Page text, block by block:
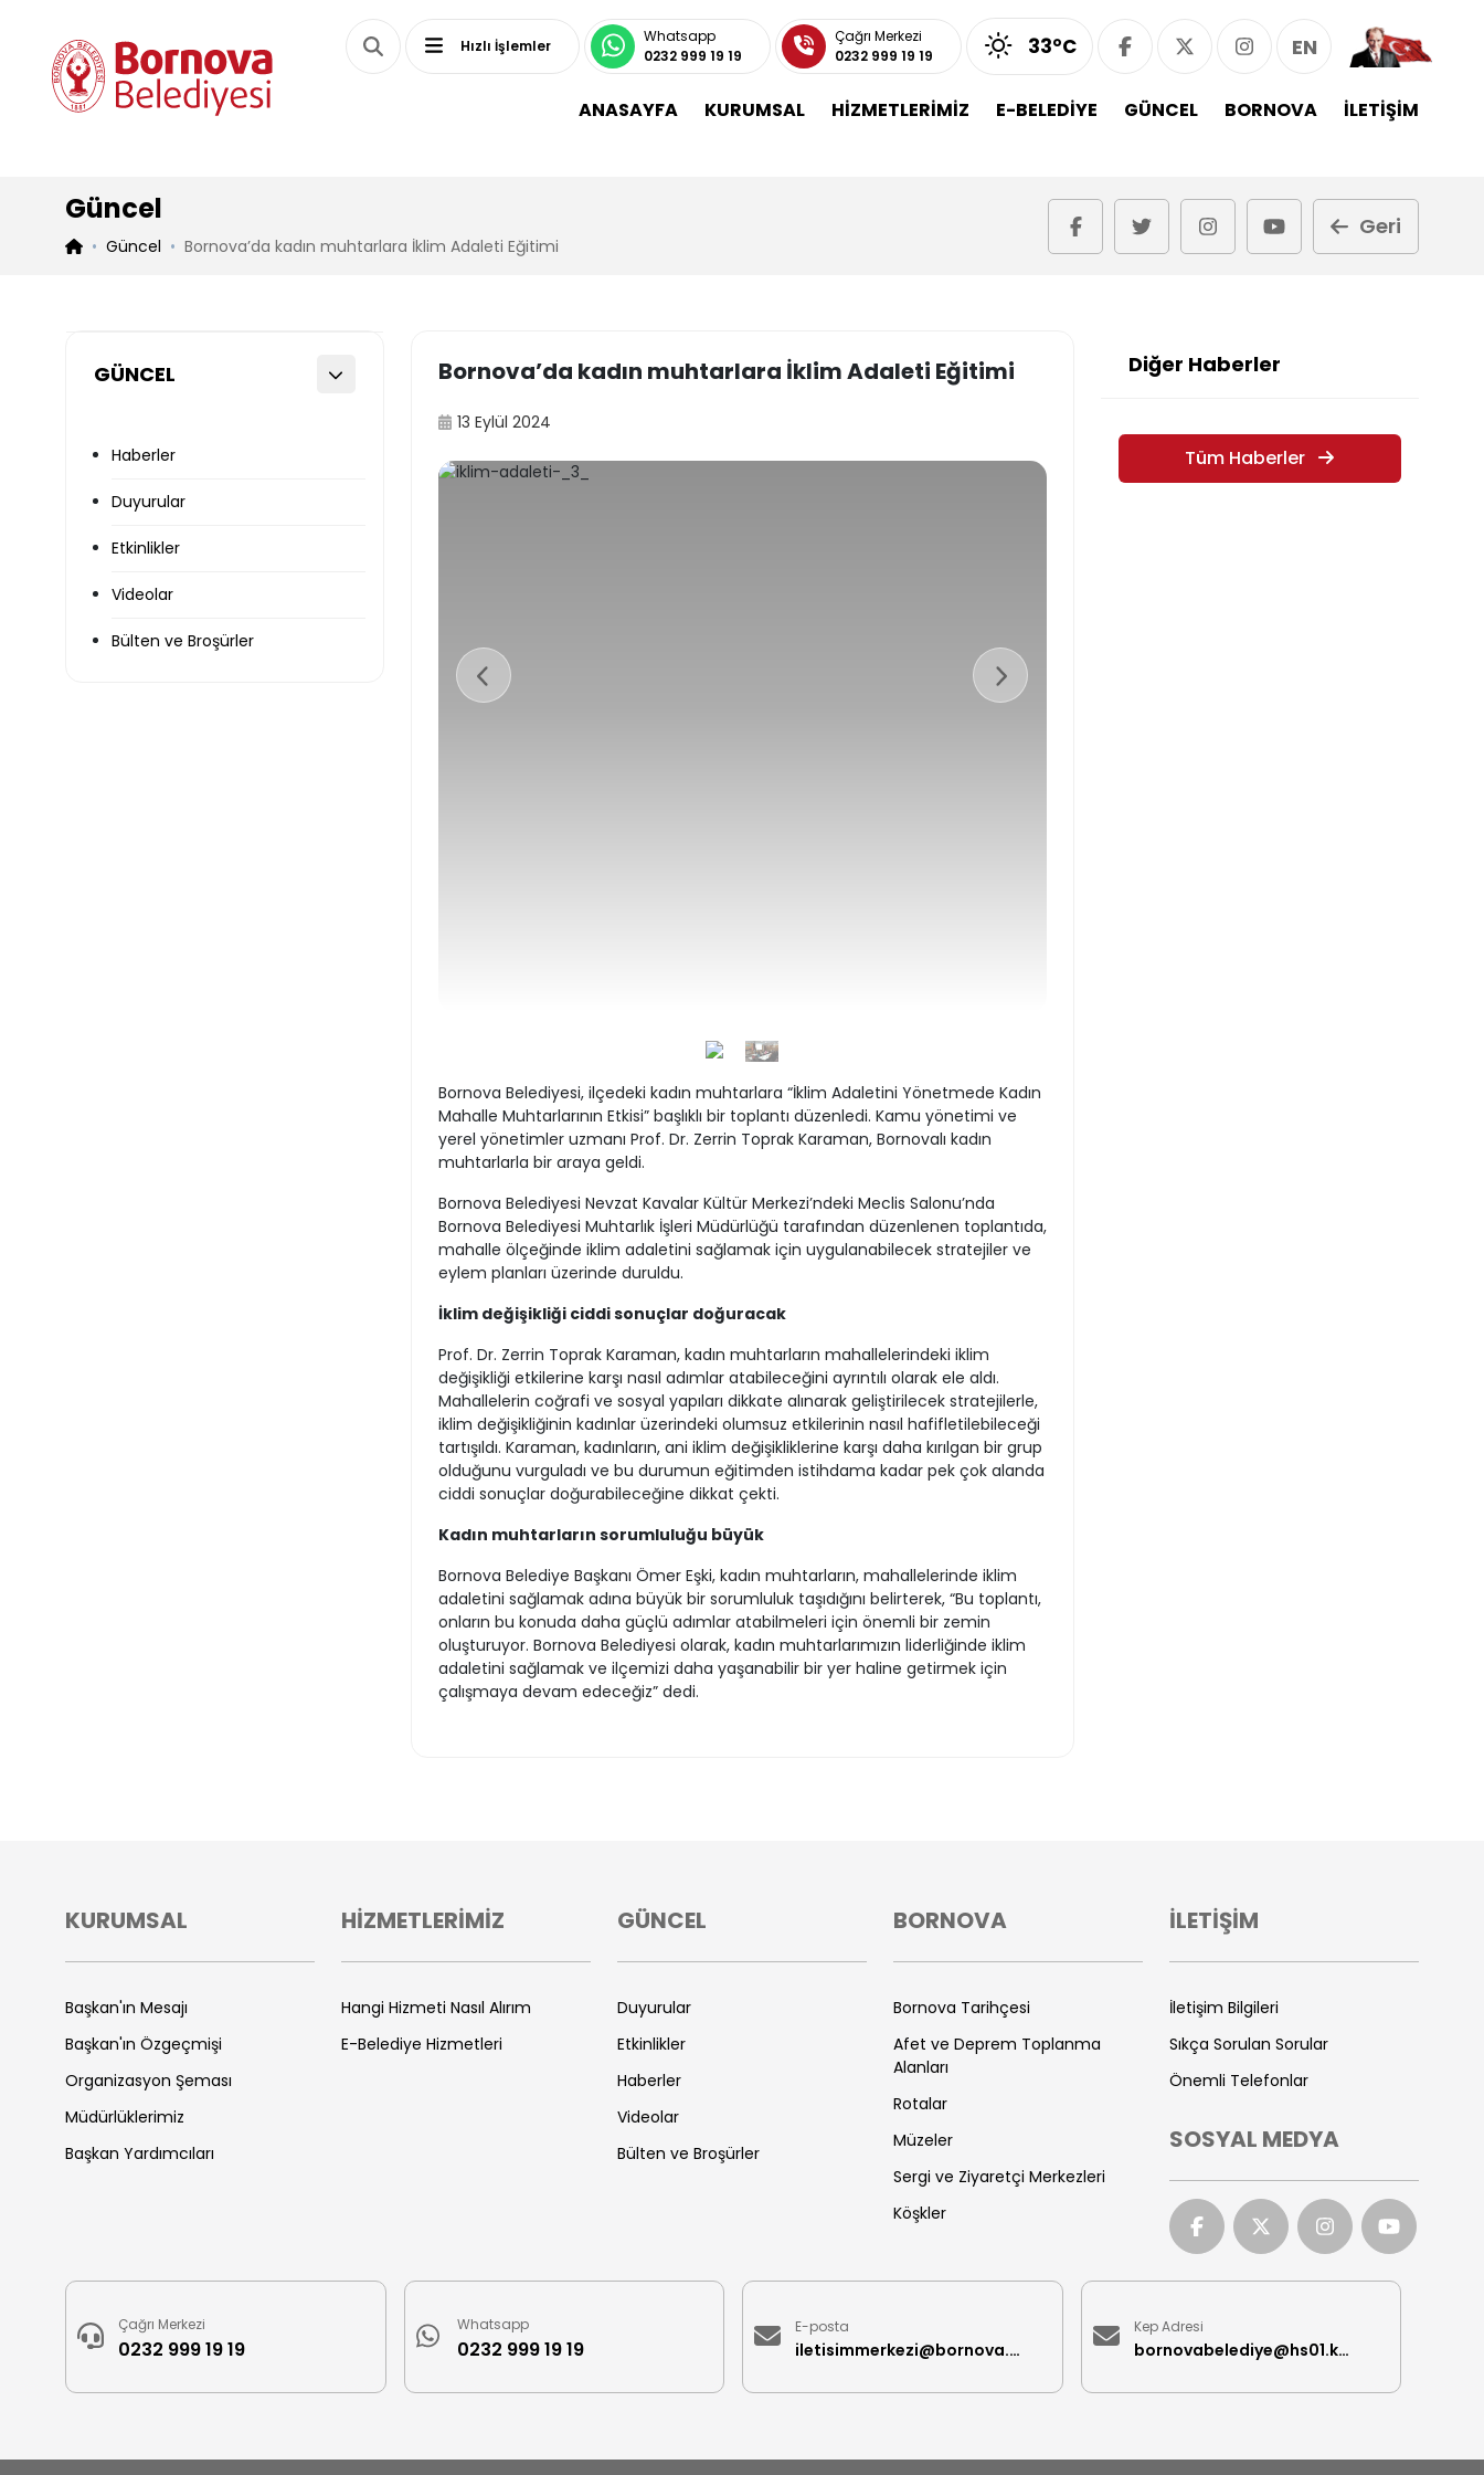
Hızlı İşlemler
Whatsapp
0232 999 19 19
Çağrı Merkezi
0232 999 19 19
33°C EN
ANASAYFA KURUMSAL HİZMETLERİMİZ E-BELEDİYE GÜNCEL BORNOVA İLETİŞİM
Güncel
Güncel Bornova’da kadın muhtarlara İklim Adaleti Eğitimi
Geri
GÜNCEL
Haberler
Duyurular
Etkinlikler
Videolar
Bülten ve Broşürler
Bornova’da kadın muhtarlara İklim Adaleti Eğitimi
13 Eylül 2024
Bornova Belediyesi, ilçedeki kadın muhtarlara “İklim Adaletini Yönetmede Kadın
Mahalle Muhtarlarının Etkisi” başlıklı bir toplantı düzenledi. Kamu yönetimi ve
yerel yönetimler uzmanı Prof. Dr. Zerrin Toprak Karaman, Bornovalı kadın
muhtarlarla bir araya geldi.
Bornova Belediyesi Nevzat Kavalar Kültür Merkezi’ndeki Meclis Salonu’nda
Bornova Belediyesi Muhtarlık İşleri Müdürlüğü tarafından düzenlenen toplantıda,
mahalle ölçeğinde iklim adaletini sağlamak için uygulanabilecek stratejiler ve
eylem planları üzerinde duruldu.
İklim değişikliği ciddi sonuçlar doğuracak
Prof. Dr. Zerrin Toprak Karaman, kadın muhtarların mahallelerindeki iklim
değişikliği etkilerine karşı nasıl adımlar atabileceğini ayrıntılı olarak ele aldı.
Mahallelerin coğrafi ve sosyal yapıları dikkate alınarak geliştirilecek stratejilerle,
iklim değişikliğinin kadınlar üzerindeki olumsuz etkilerinin nasıl hafifletilebileceği
tartışıldı. Karaman, kadınların, ani iklim değişikliklerine karşı daha kırılgan bir grup
olduğunu vurguladı ve bu durumun eğitimden istihdama kadar pek çok alanda
ciddi sonuçlar doğurabileceğine dikkat çekti.
Kadın muhtarların sorumluluğu büyük
Bornova Belediye Başkanı Ömer Eşki, kadın muhtarların, mahallelerinde iklim
adaletini sağlamak adına büyük bir sorumluluk taşıdığını belirterek, “Bu toplantı,
onların bu konuda daha güçlü adımlar atabilmeleri için önemli bir zemin
oluşturuyor. Bornova Belediyesi olarak, kadın muhtarlarımızın liderliğinde iklim
adaletini sağlamak ve ilçemizi daha yaşanabilir bir yer haline getirmek için
çalışmaya devam edeceğiz” dedi.
Diğer Haberler
Tüm Haberler
KURUMSAL
Başkan'ın Mesajı
Başkan'ın Özgeçmişi
Organizasyon Şeması
Müdürlüklerimiz
Başkan Yardımcıları
HİZMETLERİMİZ
Hangi Hizmeti Nasıl Alırım
E-Belediye Hizmetleri
GÜNCEL
Duyurular
Etkinlikler
Haberler
Videolar
Bülten ve Broşürler
BORNOVA
Bornova Tarihçesi
Afet ve Deprem Toplanma
Alanları
Rotalar
Müzeler
Sergi ve Ziyaretçi Merkezleri
Köşkler
İLETİŞİM
İletişim Bilgileri
Sıkça Sorulan Sorular
Önemli Telefonlar
SOSYAL MEDYA
Çağrı Merkezi
0232 999 19 19
Whatsapp
0232 999 19 19
E-posta
iletisimmerkezi@bornova.bel.tr
Kep Adresi
bornovabelediye@hs01.kep.tr